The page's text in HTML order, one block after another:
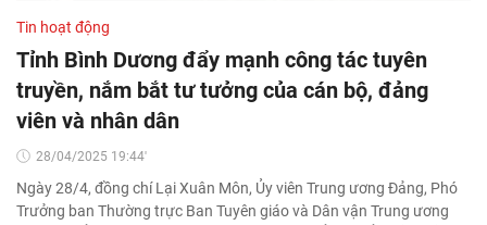
Tin hoạt động
Tỉnh Bình Dương đẩy mạnh công tác tuyên
truyền, nắm bắt tư tưởng của cán bộ, đảng
viên và nhân dân
28/04/2025 19:44'
Ngày 28/4, đồng chí Lại Xuân Môn, Ủy viên Trung ương Đảng, Phó
Trưởng ban Thường trực Ban Tuyên giáo và Dân vận Trung ương